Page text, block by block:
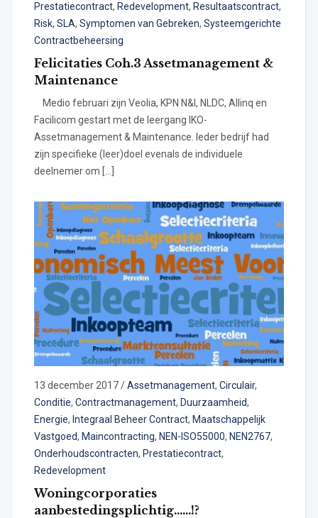
Prestatiecontract, Redevelopment, Resultaatscontract,
Risk, SLA, Symptomen van Gebreken, Systeemgerichte
Contractbeheersing
Felicitaties Coh.3 Assetmanagement &
Maintenance
Medio februari zijn Veolia, KPN N&I, NLDC, Allinq en
Facilicom gestart met de leergang IKO-
Assetmanagement & Maintenance. Ieder bedrijf had
zijn specifieke (leer)doel evenals de individuele
deelnemer om […]
13 december 2017/Assetmanagement, Circulair,
Conditie, Contractmanagement, Duurzaamheid,
Energie, Integraal Beheer Contract, Maatschappelijk
Vastgoed, Maincontracting, NEN-ISO55000, NEN2767,
Onderhoudscontracten, Prestatiecontract,
Redevelopment
Woningcorporaties
aanbestedingsplichtig……!?